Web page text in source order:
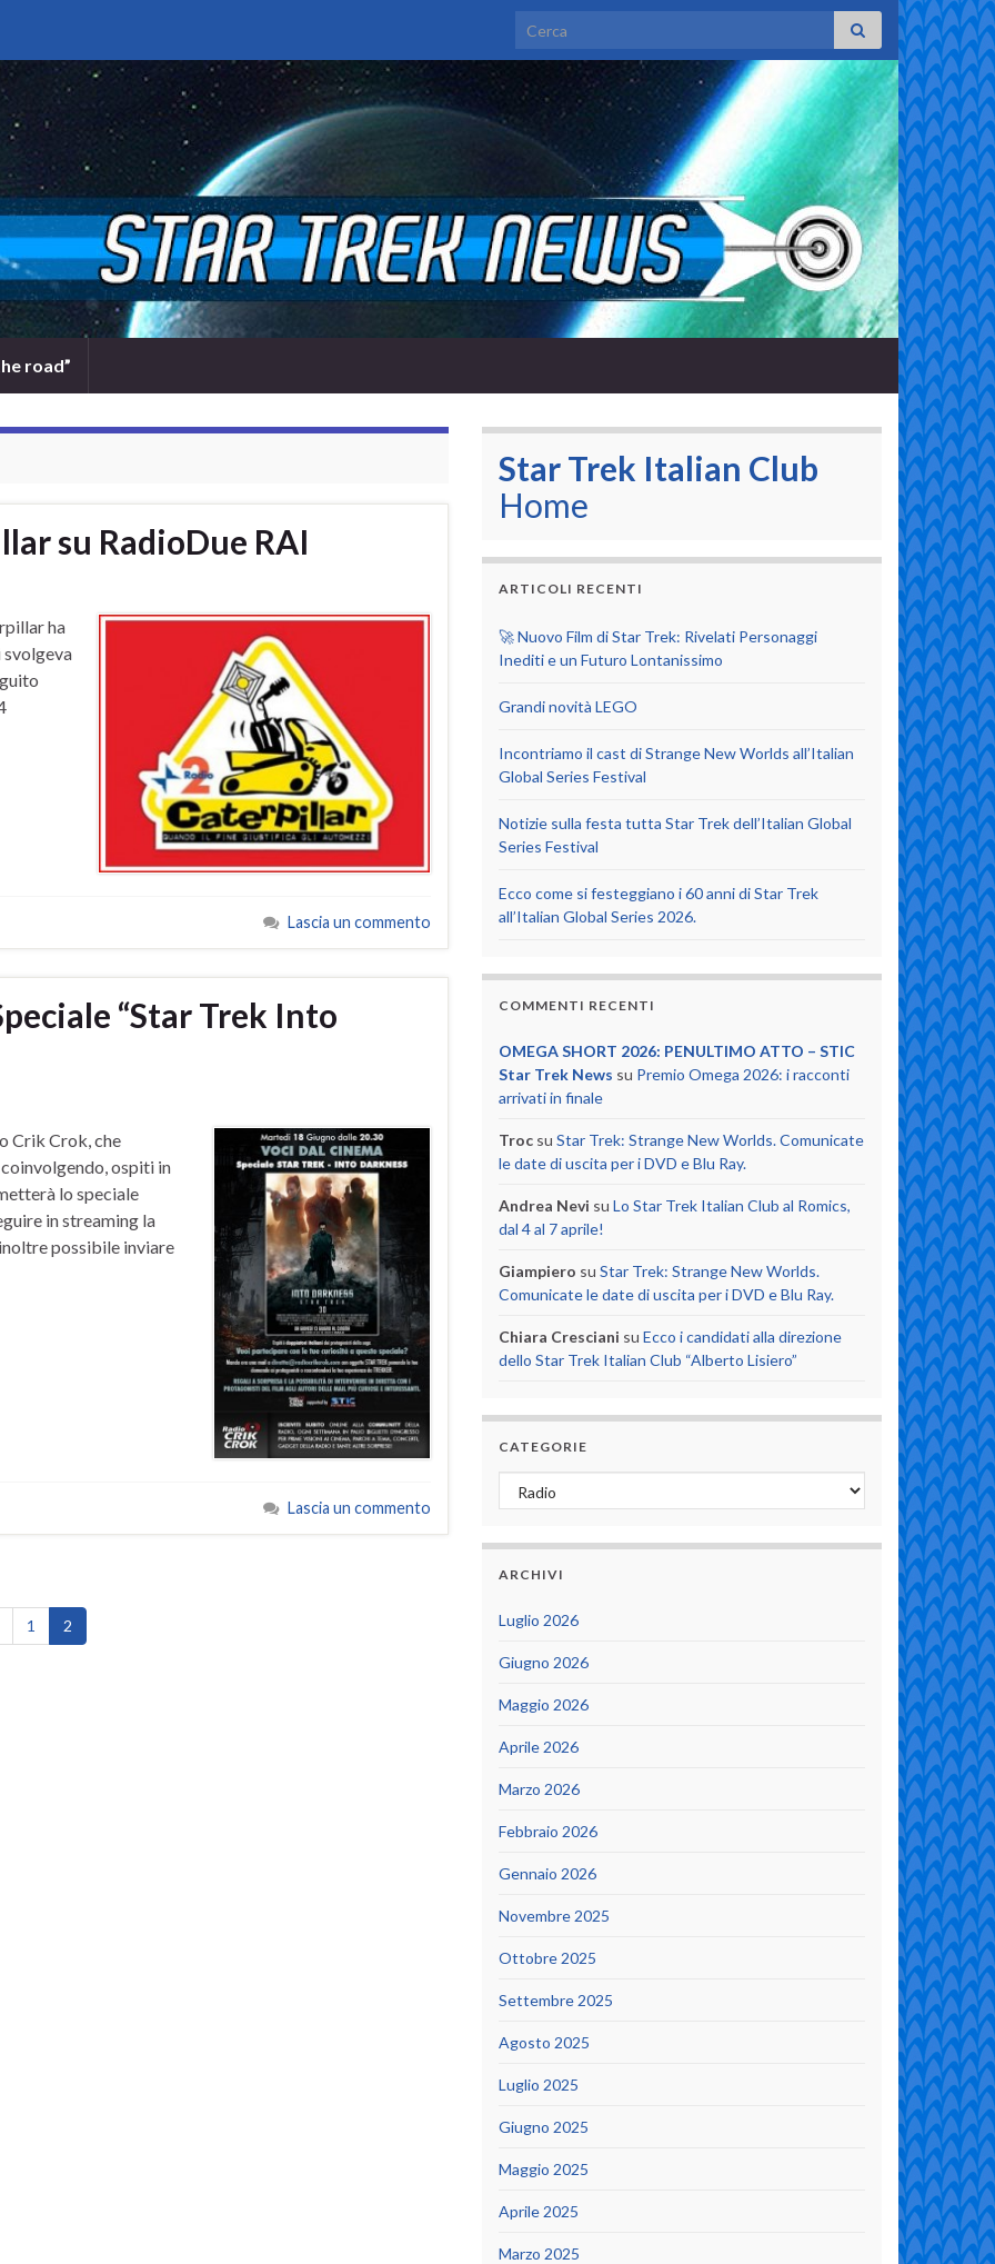
Search for:
road”
su RadioDue RAI
ha
Lascia un commento
“Star Trek Into
Crik Crok, che
ospiti in
lo speciale
in streaming la
possibile inviare
Lascia un commento
1 2
Star Trek Italian Club
Home
ARTICOLI RECENTI
🚀 Nuovo Film di Star Trek: Rivelati Personaggi
Inediti e un Futuro Lontanissimo
Grandi novità LEGO
Incontriamo il cast di Strange New Worlds all’Italian
Global Series Festival
Notizie sulla festa tutta Star Trek dell’Italian Global
Series Festival
Ecco come si festeggiano i 60 anni di Star Trek
all’Italian Global Series 2026.
COMMENTI RECENTI
OMEGA SHORT 2026: PENULTIMO ATTO – STIC
Star Trek News su Premio Omega 2026: i racconti
arrivati in finale
Troc su Star Trek: Strange New Worlds. Comunicate
le date di uscita per i DVD e Blu Ray.
Andrea Nevi su Lo Star Trek Italian Club al Romics,
dal 4 al 7 aprile!
Giampiero su Star Trek: Strange New Worlds.
Comunicate le date di uscita per i DVD e Blu Ray.
Chiara Cresciani su Ecco i candidati alla direzione
dello Star Trek Italian Club “Alberto Lisiero”
CATEGORIE
Categorie
ARCHIVI
Luglio 2026
Giugno 2026
Maggio 2026
Aprile 2026
Marzo 2026
Febbraio 2026
Gennaio 2026
Novembre 2025
Ottobre 2025
Settembre 2025
Agosto 2025
Luglio 2025
Giugno 2025
Maggio 2025
Aprile 2025
Marzo 2025